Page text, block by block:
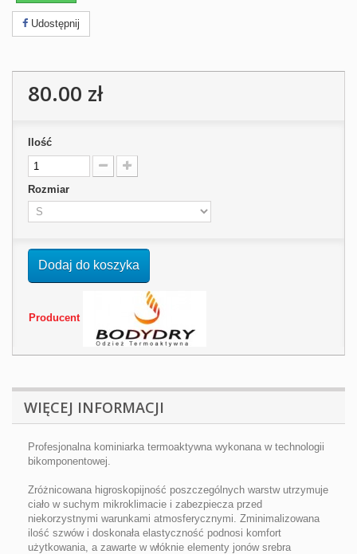
Udostępnij
80.00 zł
Ilość
Rozmiar
Dodaj do koszyka
Producent
WIĘCEJ INFORMACJI
Profesjonalna kominiarka termoaktywna wykonana w technologii
bikomponentowej.
Zróżnicowana higroskopijność poszczególnych warstw utrzymuje
ciało w suchym mikroklimacie i zabezpiecza przed
niekorzystnymi warunkami atmosferycznymi. Zminimalizowana
ilość szwów i doskonała elastyczność podnosi komfort
użytkowania, a zawarte w włóknie elementy jonów srebra